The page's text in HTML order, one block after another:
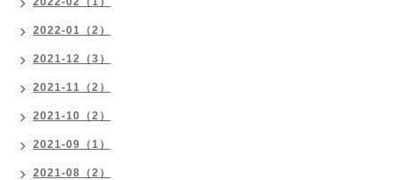
2022-01（2）
2021-12（3）
2021-11（2）
2021-10（2）
2021-09（1）
2021-08（2）